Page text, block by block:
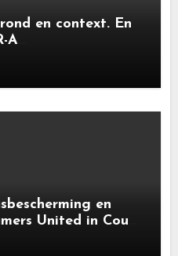
en context. En
A
Privacy- en
18 maart 2025
en
United in Court
6 maart